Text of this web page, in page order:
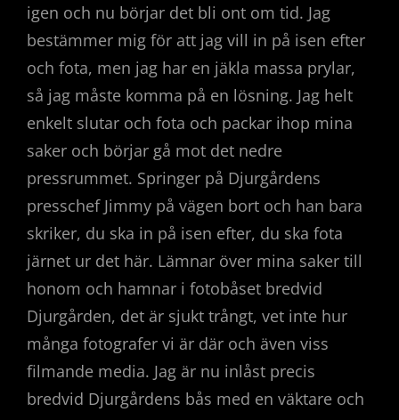
igen och nu börjar det bli ont om tid. Jag
bestämmer mig för att jag vill in på isen efter
och fota, men jag har en jäkla massa prylar,
så jag måste komma på en lösning. Jag helt
enkelt slutar och fota och packar ihop mina
saker och börjar gå mot det nedre
pressrummet. Springer på Djurgårdens
presschef Jimmy på vägen bort och han bara
skriker, du ska in på isen efter, du ska fota
järnet ur det här. Lämnar över mina saker till
honom och hamnar i fotobåset bredvid
Djurgården, det är sjukt trångt, vet inte hur
många fotografer vi är där och även viss
filmande media. Jag är nu inlåst precis
bredvid Djurgårdens bås med en väktare och